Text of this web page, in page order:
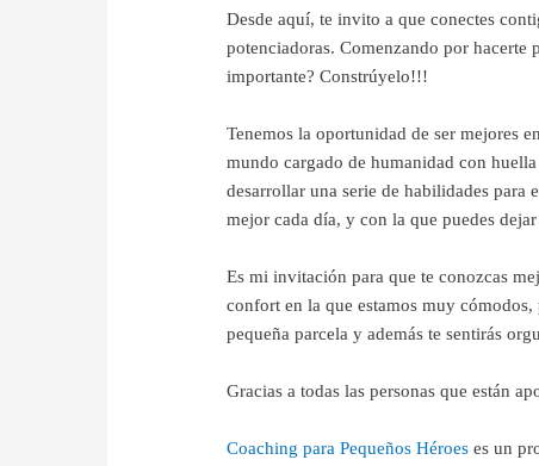
Desde aquí, te invito a que conectes
potenciadoras. Comenzando por hacerte
importante? Constrúyelo!!!
Tenemos la oportunidad de ser mejores
mundo cargado de humanidad con
desarrollar una serie de habilidades para
mejor cada día, y con la que puedes
Es mi invitación para que te conozcas
confort en la que estamos muy
pequeña parcela y además te sentirás
Gracias a todas las personas que están
Coaching para Pequeños Héroeses un